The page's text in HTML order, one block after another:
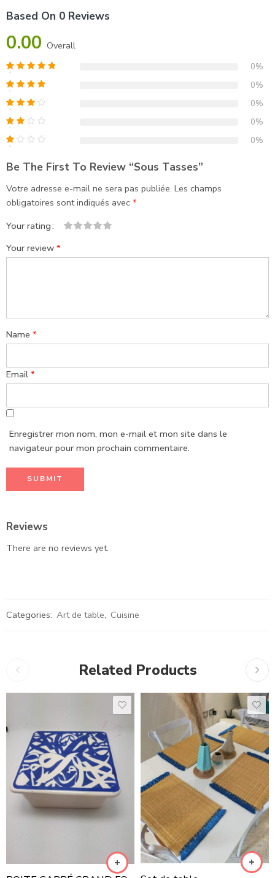
Based On 0 Reviews
0.00 Overall
0%
0%
0%
0%
0%
Be The First To Review “Sous Tasses”
Votre adresse e-mail ne sera pas publiée. Les champs
obligatoires sont indiqués avec *
Your rating
Your review *
Name *
Email *
Enregistrer mon nom, mon e-mail et mon site dans le
navigateur pour mon prochain commentaire.
Reviews
There are no reviews yet.
Categories: Art de table, Cuisine
Related Products